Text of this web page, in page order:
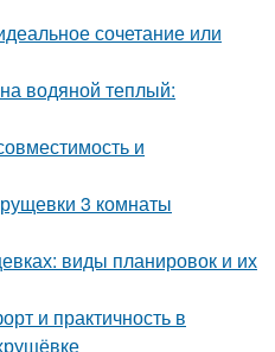
сочетание или
водяной теплый:
и
3 комнаты
виды планировок и их
и практичность в